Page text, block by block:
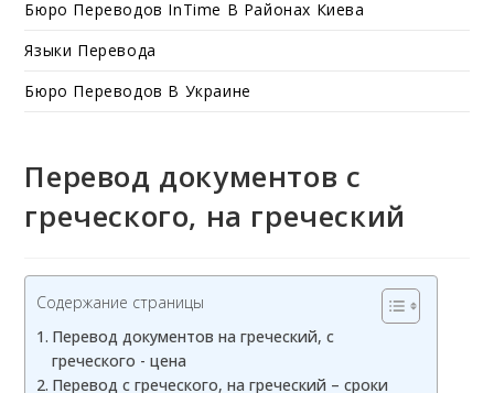
Бюро Переводов InTime В Районах Киева
Языки Перевода
Бюро Переводов В Украине
Перевод документов с
греческого, на греческий
Содержание страницы
Перевод документов на греческий, с
греческого - цена
Перевод с греческого, на греческий – сроки